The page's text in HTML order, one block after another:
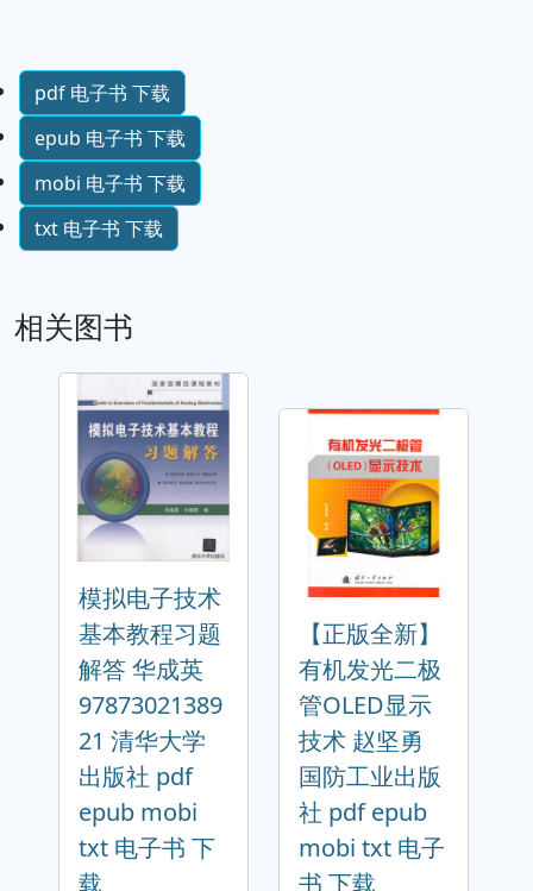
pdf 电子书 下载
epub 电子书 下载
mobi 电子书 下载
txt 电子书 下载
相关图书
模拟电子技术
基本教程习题
解答 华成英
97873021389
21 清华大学
出版社 pdf
epub mobi
txt 电子书 下
载
【正版全新】
有机发光二极
管OLED显示
技术 赵坚勇
国防工业出版
社 pdf epub
mobi txt 电子
书 下载